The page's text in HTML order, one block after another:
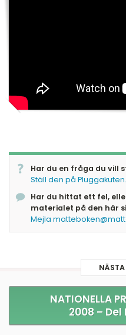
Har du en fråga du vill
Ställ den på
Har du hittat ett fel,
materialet på den här
Mejla
NATIONELLA
2008 – Del
prov